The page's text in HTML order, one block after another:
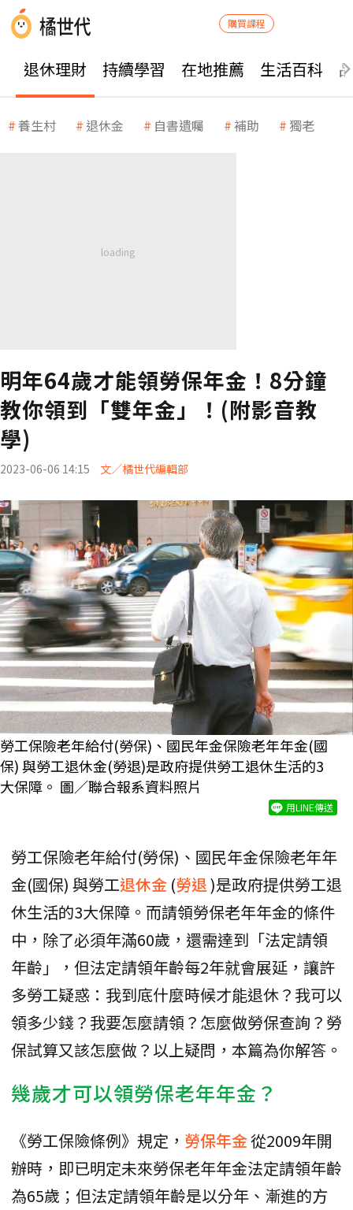
購買課程
退休理財 持續學習 在地推薦 生活百科
養生村 退休金 自書遺囑 補助 獨老
明年64歲才能領勞保年金！8分鐘
教你領到「雙年金」！(附影音教
學)
2023-06-06 14:15 文／橘世代編輯部
勞工保險老年給付(勞保)、國民年金保險老年年金(國
保) 與勞工退休金(勞退)是政府提供勞工退休生活的3
大保障。 圖／聯合報系資料照片
用LINE傳送
勞工保險老年給付(勞保)、國民年金保險老年年
金(國保) 與勞工退休金 (勞退)是政府提供勞工退
休生活的3大保障。而請領勞保老年年金的條件
中，除了必須年滿60歲，還需達到「法定請領
年齡」，但法定請領年齡每2年就會展延，讓許
多勞工疑惑：我到底什麼時候才能退休？我可以
領多少錢？我要怎麼請領？怎麼做勞保查詢？勞
保試算又該怎麼做？以上疑問，本篇為你解答。
幾歲才可以領勞保老年年金？
《勞工保險條例》規定， 勞保年金從2009年開
辦時，即已明定未來勞保老年年金法定請領年齡
為65歲；但法定請領年齡是以分年、漸進的方